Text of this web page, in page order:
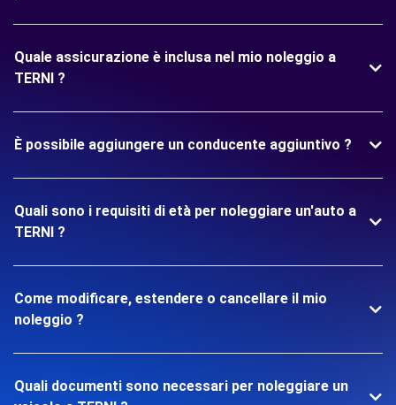
Quale assicurazione è inclusa nel mio noleggio a
TERNI ?
È possibile aggiungere un conducente aggiuntivo ?
Quali sono i requisiti di età per noleggiare un'auto a
TERNI ?
Come modificare, estendere o cancellare il mio
noleggio ?
Quali documenti sono necessari per noleggiare un